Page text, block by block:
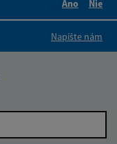
Áno
Nie
Napíšte nám